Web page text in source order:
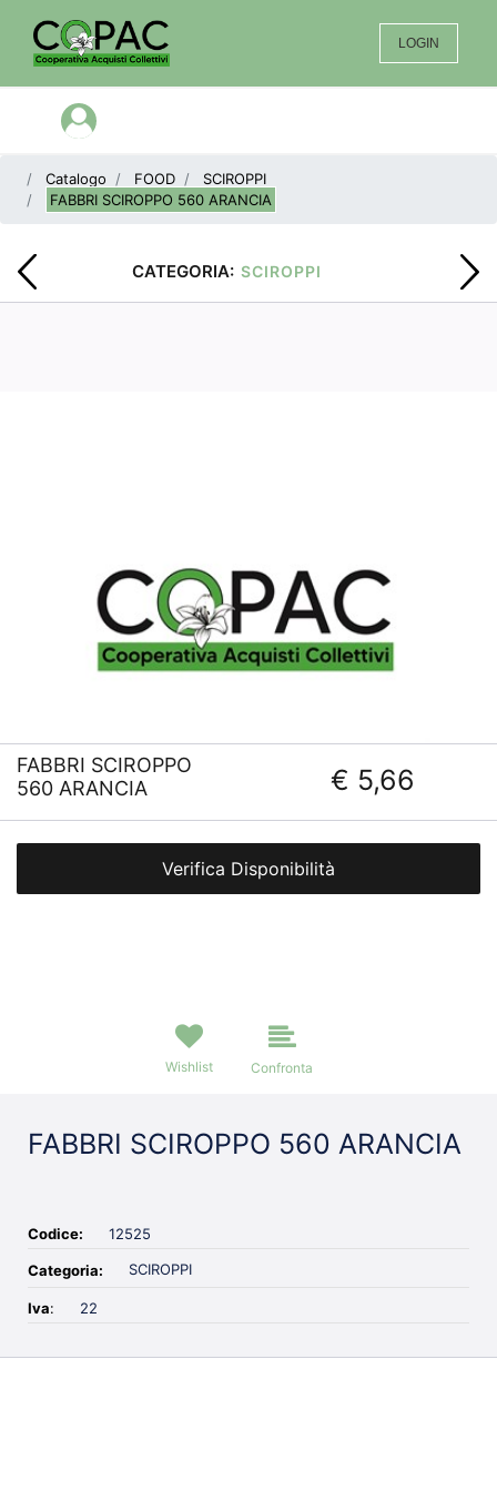
LOGIN
Open menu
Catalogo FOOD
SCIROPPI
FABBRI SCIROPPO 560 ARANCIA
CATEGORIA: SCIROPPI
FABBRI SCIROPPO
560 ARANCIA
€ 5,66
Verifica Disponibilità
Wishlist Confronta
FABBRI SCIROPPO 560 ARANCIA
Codice: 12525
Categoria: SCIROPPI
Iva: 22